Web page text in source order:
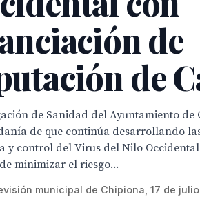
de
de
de Sanidad del Ayuntamiento
de que continúa desarrollando
y control del Virus del Nilo
minimizar el riesgo...
municipal de Chipiona, 17 de